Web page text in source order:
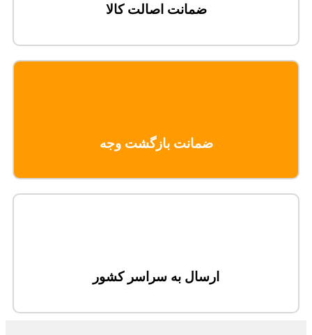
ضمانت اصالت کالا
ضمانت بازگشت وجه
ارسال به سراسر کشور